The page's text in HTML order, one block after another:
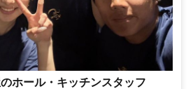
ホール・キッチンスタッフ